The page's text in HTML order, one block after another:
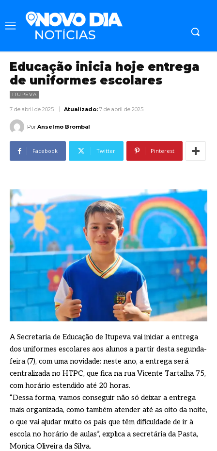
Educação inicia hoje entrega
de uniformes escolares
ITUPEVA
7 de abril de 2025 Atualizado: 7 de abril de 2025
Por Anselmo Brombal
Facebook Twitter Pinterest
A Secretaria de Educação de Itupeva vai iniciar a entrega
dos uniformes escolares aos alunos a partir desta segunda-
feira (7), com uma novidade: neste ano, a entrega será
centralizada no HTPC, que fica na rua Vicente Tartalha 75,
com horário estendido até 20 horas.
“Dessa forma, vamos conseguir não só deixar a entrega
mais organizada, como também atender até as oito da noite,
o que vai ajudar muito os pais que têm dificuldade de ir à
escola no horário de aulas”, explica a secretária da Pasta,
Monica Oliveira da Silva.